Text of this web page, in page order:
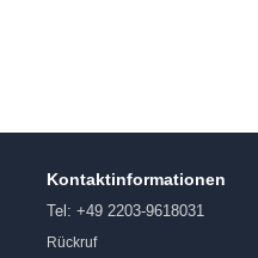
Kontaktinformationen
Tel: +49 2203-9618031
Rückruf